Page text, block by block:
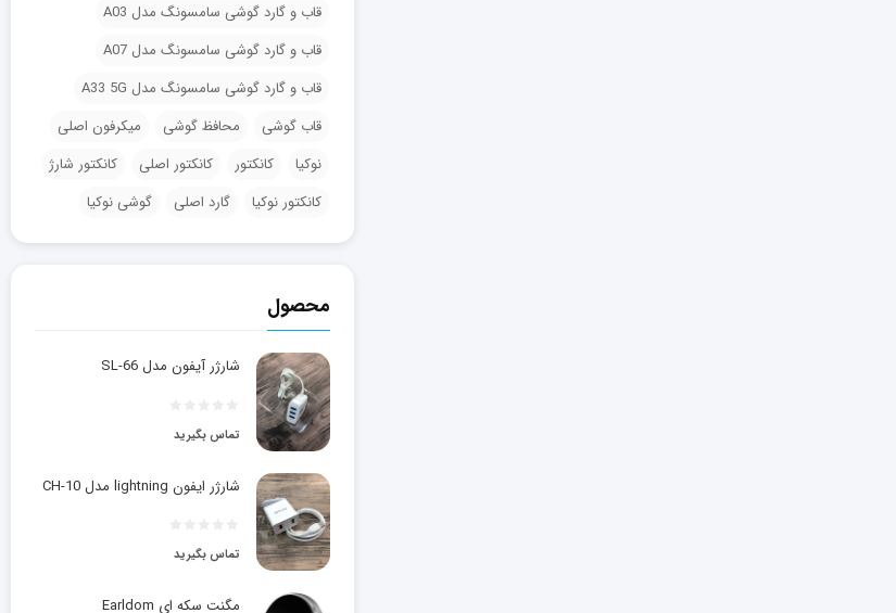
قاب و گارد گوشی سامسونگ مدل A03
قاب و گارد گوشی سامسونگ مدل A07
قاب و گارد گوشی سامسونگ مدل A33 5G
قاب گوشی
محافظ گوشی
میکرفون اصلی
نوکیا
کانکتور کانکتور اصلی
کانکتور شارژ
کانکتور نوکیا
گارد اصلی گوشی نوکیا
محصول
شارژر آیفون مدل SL-66
تماس بگیرید
شارژر ایفون lightning مدل CH-10
تماس بگیرید
مگنت سکه ای Earldom